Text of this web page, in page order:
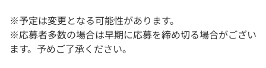
※予定は変更となる可能性があります。
※応募者多数の場合は早期に応募を締め切る場合がござい
ます。予めご了承ください。